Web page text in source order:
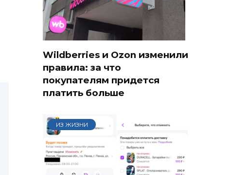
Wildberries и Ozon изменили
правила: за что
покупателям придется
платить больше
ИЗ ЖИЗНИ